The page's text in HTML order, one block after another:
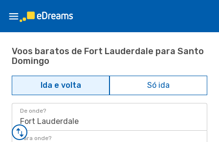
Voos baratos de Fort Lauderdale para Santo
Domingo
Ida e volta Só ida
De onde?
Fort Lauderdale
Para onde?